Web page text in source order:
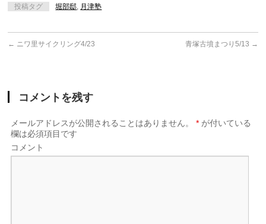
投稿タグ 堀部邸, 月津塾
← ニワ里サイクリング4/23 青塚古墳まつり5/13 →
コメントを残す
メールアドレスが公開されることはありません。 * が付いている
欄は必須項目です
コメント